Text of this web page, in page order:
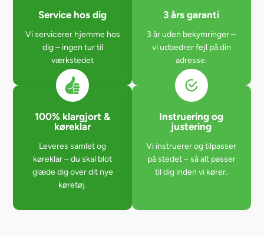
Service hos dig
Vi servicerer hjemme hos
dig – ingen tur til
værkstedet
3 års garanti
3 år uden bekymringer –
vi udbedrer fejl på din
adresse.
100% klargjort &
køreklar
Leveres samlet og
køreklar – du skal blot
glæde dig over dit nye
køretøj.
Instruering og
justering
Vi instruerer og tilpasser
på stedet – så alt passer
til dig inden vi kører.